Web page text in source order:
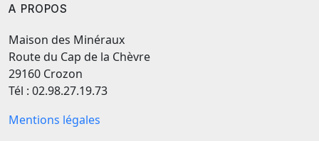
A PROPOS
Maison des Minéraux
Route du Cap de la Chèvre
29160 Crozon
Tél : 02.98.27.19.73
Mentions légales